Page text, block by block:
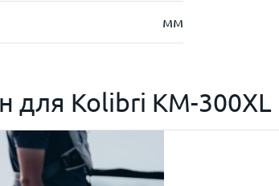
мм
для Kolibri KM-300XL